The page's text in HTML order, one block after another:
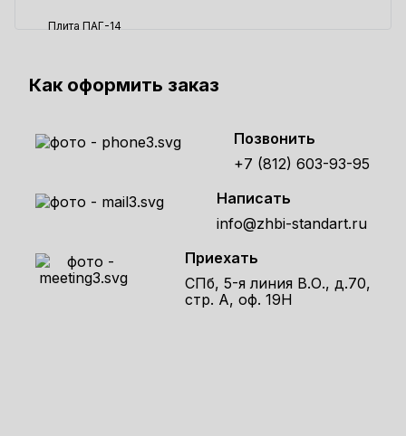
Плита ПАГ-14
Как оформить заказ
Позвонить
+7 (812) 603-93-95
Написать
info@zhbi-standart.ru
Приехать
СПб, 5-я линия В.О., д.70,
стр. А, оф. 19Н